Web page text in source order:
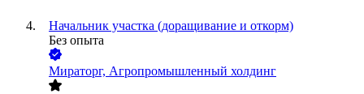
Начальник участка (доращивание и откорм)
Без опыта
Мираторг, Агропромышленный холдинг